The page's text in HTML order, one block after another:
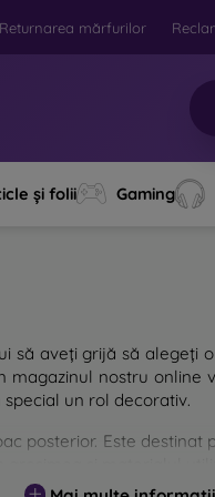
Returnarea mărfurilor
și folii Gaming
să aveți grijă să alegeți
nostru online
un rol decorativ.
posterior. Este